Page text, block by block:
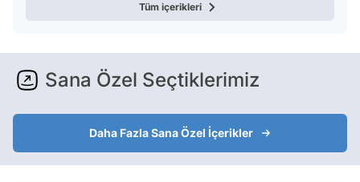
Tüm içerikleri
Sana Özel Seçtiklerimiz
Daha Fazla Sana Özel İçerikler